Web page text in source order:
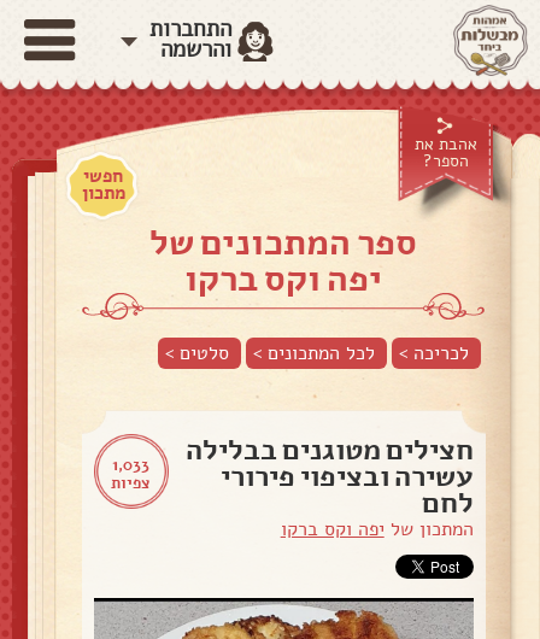
התחברות
והרשמה
אהבת את
הספר?
חפשי
מתכון
ספר המתכונים של
יפה וקס ברקו
לכריכה > לכל המתכונים > סלטים>
1,033
צפיות
חצילים מטוגנים בבלילה
עשירה ובציפוי פירורי
לחם
המתכון של יפה וקס ברקו